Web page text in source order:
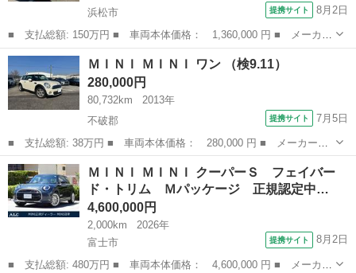
浜松市 提携サイト 8月2日
■ 支払総額: 150万円 ■ 車両本体価格： 1,360,000 円 ■ メーカー
名： ＭＩＮＩ ■ 車種名： ＭＩＮＩ ■ グレード名： クーパー
■ 排気量： 1500cc ■ ドア枚数： 3D ■ ミッション： A...
静岡 浜松市
ＭＩＮＩ ＭＩＮＩ ワン （検9.11）
280,000円
80,732km
2013年
不破郡
提携サイト 7月5日
■ 支払総額: 38万円 ■ 車両本体価格： 280,000 円 ■ メーカー
名： ＭＩＮＩ ■ 車種名： ＭＩＮＩ ■ グレード名： ワン ■
排気量： 1600cc ■ ドア枚数： 3D ■ ミッション： AT6速 ■...
岐阜 不破郡
ＭＩＮＩ ＭＩＮＩ クーパーＳ フェイバー
ド・トリム Ｍパッケージ 正規認定中…
4,600,000円
2,000km
2026年
富士市
提携サイト 8月2日
■ 支払総額: 480万円 ■ 車両本体価格： 4,600,000 円 ■ メーカー